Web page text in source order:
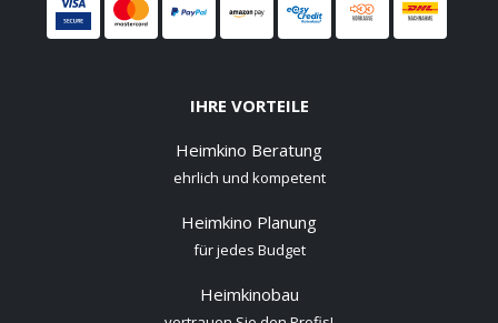
IHRE VORTEILE
Heimkino Beratung
ehrlich und kompetent
Heimkino Planung
für jedes Budget
Heimkinobau